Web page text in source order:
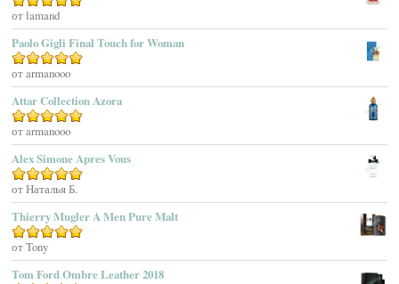
Agatha Ruiz De La Prada
Agatho Parfum
Agent Provocateur
Agnes B
Agonist
Ahjaar
Aigner
Aj Arabia (Widian)
Ajmal
Akro
Al Hamatt
Al Haramain
Оценка5из 5
от lamand
Paolo Gigli Final Touch for Woman
Оценка5из 5
от armanooo
Attar Collection Azora
Оценка5из 5
от armanooo
Alex Simone Apres Vous
Оценка5из 5
от Наталья Б.
Thierry Mugler A Men Pure Malt
Оценка
от Tony
Tom Ford Ombre Leather 2018